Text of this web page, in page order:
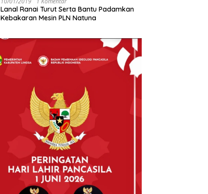
Lanal Ranai Turut Serta Bantu Padamkan
Kebakaran Mesin PLN Natuna